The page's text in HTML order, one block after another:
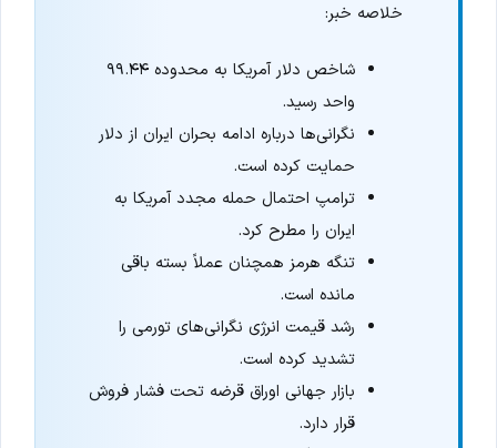
خلاصه خبر:
شاخص دلار آمریکا به محدوده ۹۹.۴۴
واحد رسید.
نگرانی‌ها درباره ادامه بحران ایران از دلار
حمایت کرده است.
ترامپ احتمال حمله مجدد آمریکا به
ایران را مطرح کرد.
تنگه هرمز همچنان عملاً بسته باقی
مانده است.
رشد قیمت انرژی نگرانی‌های تورمی را
تشدید کرده است.
بازار جهانی اوراق قرضه تحت فشار فروش
قرار دارد.